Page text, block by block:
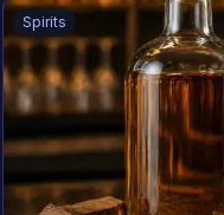
Spirits